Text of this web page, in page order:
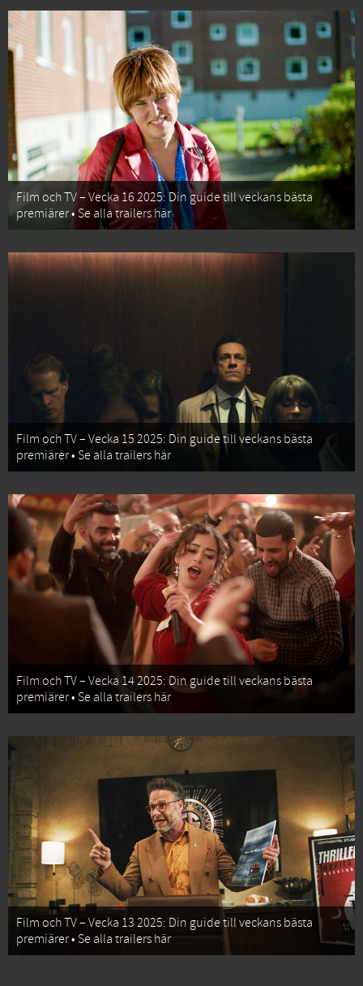
Film och TV – Vecka 16 2025: Din guide till veckans bästa
premiärer • Se alla trailers här
Film och TV – Vecka 15 2025: Din guide till veckans bästa
premiärer • Se alla trailers här
Film och TV – Vecka 14 2025: Din guide till veckans bästa
premiärer • Se alla trailers här
Film och TV – Vecka 13 2025: Din guide till veckans bästa
premiärer • Se alla trailers här